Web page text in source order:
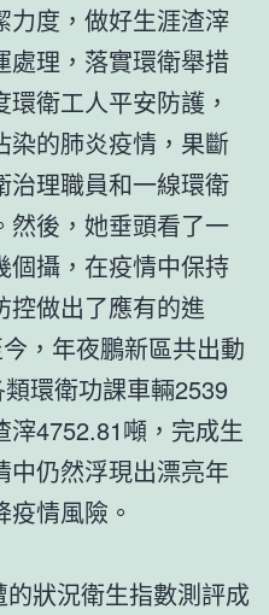
力度，做好生涯渣滓
處理，落實環衛舉措
衛工人平安防護，
染的肺炎疫情，果斷
治理職員和一線環衛
然後，她垂頭看了一
個攝，在疫情中保持
控做出了應有的進
，年夜鵬新區共出動
環衛功課車輛2539
4752.81噸，完成生
中仍然浮現出漂亮年
情風險。
狀況衛生指數測評成